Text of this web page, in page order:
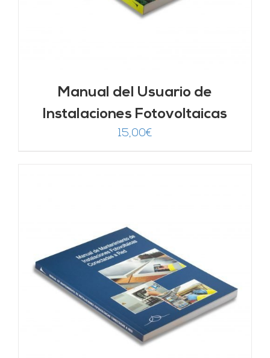
Manual del Usuario de
Instalaciones Fotovoltaicas
15,00€